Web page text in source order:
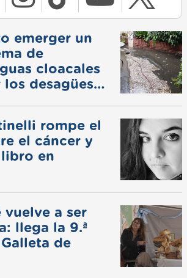
emerger un
de
cloacales
desagües
rompe el
el cáncer y
libro en
vuelve a ser
llega la 9.ª
de